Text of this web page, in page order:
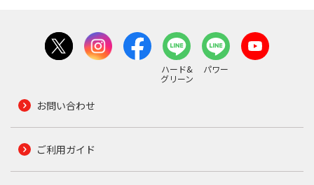
ハード&
グリーン
パワー
お問い合わせ
ご利用ガイド